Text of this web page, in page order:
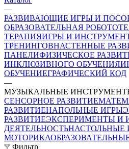
—
РАЗВИВАЮЩИЕ ИГРЫ И
ОБРАЗОВАТЕЛЬНАЯ
ТЕРАПИЯИГРЫ И
ТРЕНИНГОВНАСТЕННЫЕ
ПАНЕЛИФИЗИЧЕСКОЕ
ИНКЛЮЗИВНОГО ОБУЧЕНИЯ
ОБУЧЕНИЕГРАФИЧЕСКИЙ КОД
—
МУЗЫКАЛЬНЫЕ
СЕНСОРНОЕ РАЗВИТИЕ
РАЗВИТИЕНАПОЛЬНЫЕ ИГРЫ
РАЗВИТИЕЭКСПЕРИМЕНТЫ И
ДЕЯТЕЛЬНОСТЬНАСТОЛЬНЫЕ
МОТОРИКА
Фильтр